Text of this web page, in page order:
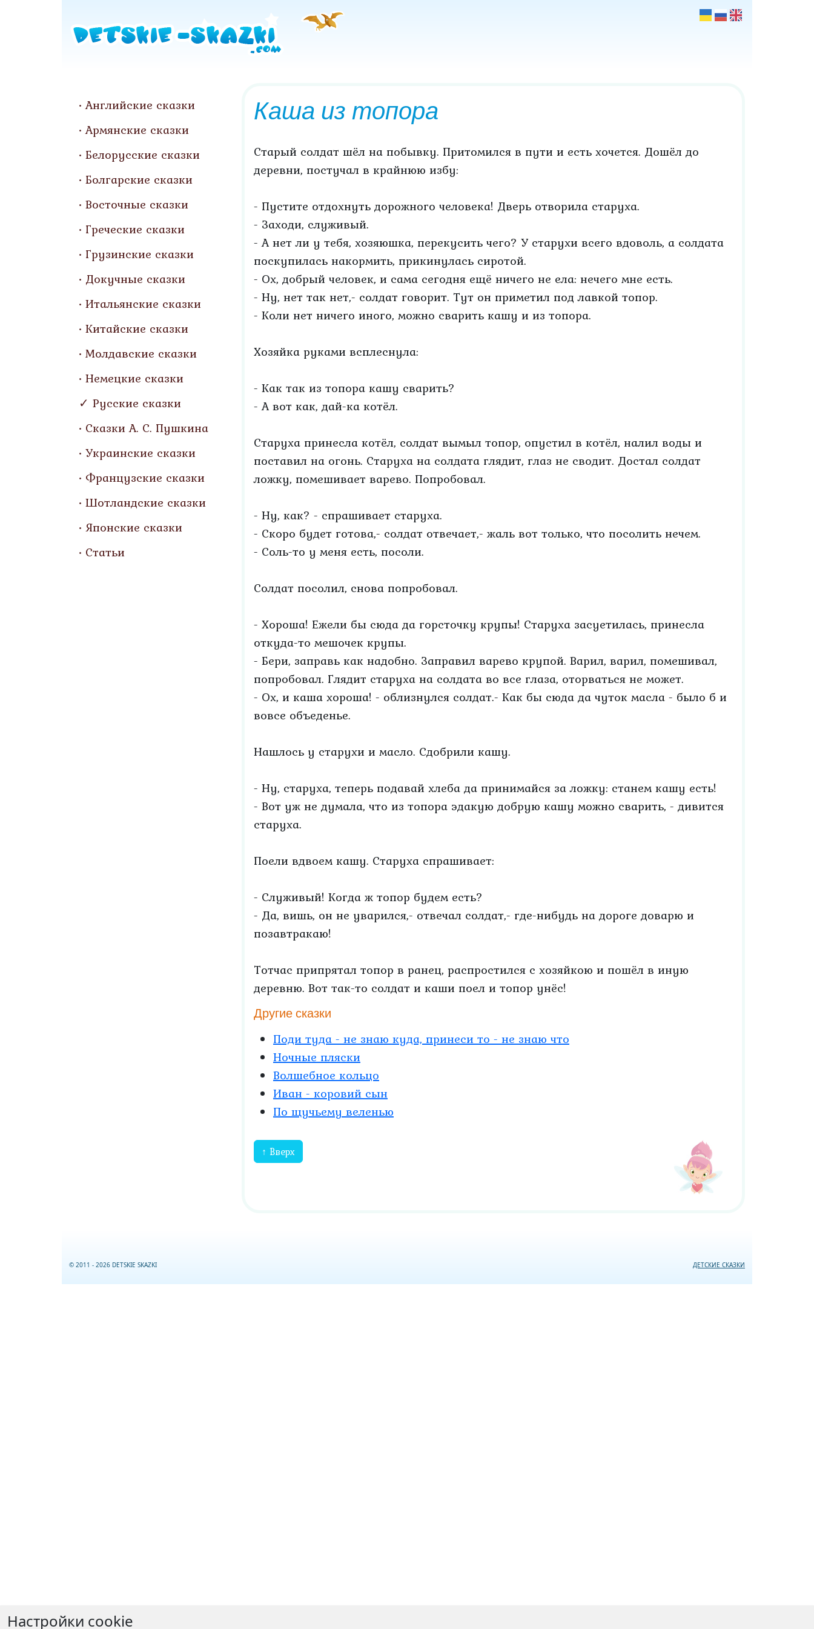
Английские сказки
Армянские сказки
Белорусские сказки
Болгарские сказки
Восточные сказки
Греческие сказки
Грузинские сказки
Докучные сказки
Итальянские сказки
Китайские сказки
Молдавские сказки
Немецкие сказки
Русские сказки
Сказки А. С. Пушкина
Украинские сказки
Французские сказки
Шотландские сказки
Японские сказки
Статьи
Каша из топора
Старый солдат шёл на побывку. Притомился в пути и есть хочется. Дошёл до
деревни, постучал в крайнюю избу:
- Пустите отдохнуть дорожного человека! Дверь отворила старуха.
- Заходи, служивый.
- А нет ли у тебя, хозяюшка, перекусить чего? У старухи всего вдоволь, а солдата
поскупилась накормить, прикинулась сиротой.
- Ох, добрый человек, и сама сегодня ещё ничего не ела: нечего мне есть.
- Ну, нет так нет,- солдат говорит. Тут он приметил под лавкой топор.
- Коли нет ничего иного, можно сварить кашу и из топора.
Хозяйка руками всплеснула:
- Как так из топора кашу сварить?
- А вот как, дай-ка котёл.
Старуха принесла котёл, солдат вымыл топор, опустил в котёл, налил воды и
поставил на огонь. Старуха на солдата глядит, глаз не сводит. Достал солдат
ложку, помешивает варево. Попробовал.
- Ну, как? - спрашивает старуха.
- Скоро будет готова,- солдат отвечает,- жаль вот только, что посолить нечем.
- Соль-то у меня есть, посоли.
Солдат посолил, снова попробовал.
- Хороша! Ежели бы сюда да горсточку крупы! Старуха засуетилась, принесла
откуда-то мешочек крупы.
- Бери, заправь как надобно. Заправил варево крупой. Варил, варил, помешивал,
попробовал. Глядит старуха на солдата во все глаза, оторваться не может.
- Ох, и каша хороша! - облизнулся солдат.- Как бы сюда да чуток масла - было б и
вовсе объеденье.
Нашлось у старухи и масло. Сдобрили кашу.
- Ну, старуха, теперь подавай хлеба да принимайся за ложку: станем кашу есть!
- Вот уж не думала, что из топора эдакую добрую кашу можно сварить, - дивится
старуха.
Поели вдвоем кашу. Старуха спрашивает:
- Служивый! Когда ж топор будем есть?
- Да, вишь, он не уварился,- отвечал солдат,- где-нибудь на дороге доварю и
позавтракаю!
Тотчас припрятал топор в ранец, распростился с хозяйкою и пошёл в иную
деревню. Вот так-то солдат и каши поел и топор унёс!
Другие сказки
Поди туда - не знаю куда, принеси то - не знаю что
Ночные пляски
Волшебное кольцо
Иван - коровий сын
По щучьему веленью
↑ Вверх
© 2011 - 2026 DETSKIE SKAZKI ДЕТСКИЕ СКАЗКИ
Настройки cookie